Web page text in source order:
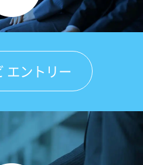
エントリー